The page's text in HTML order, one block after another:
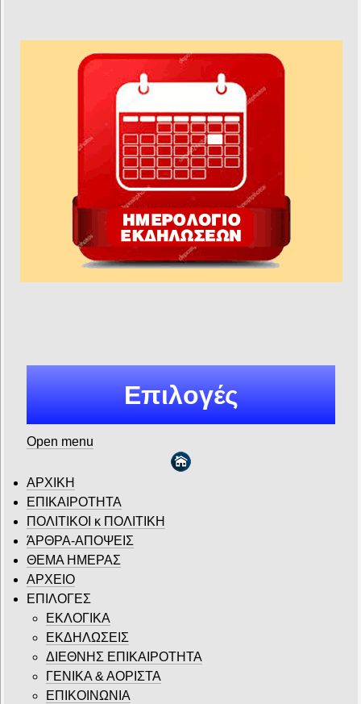
Επιλογές
Open menu
ΑΡΧΙΚΗ
ΕΠΙΚΑΙΡΟΤΗΤΑ
ΠΟΛΙΤΙΚΟΙ κ ΠΟΛΙΤΙΚΗ
ΆΡΘΡΑ-ΑΠΟΨΕΙΣ
ΘΕΜΑ ΗΜΕΡΑΣ
ΑΡΧΕΙΟ
ΕΠΙΛΟΓΕΣ
ΕΚΛΟΓΙΚΑ
ΕΚΔΗΛΩΣΕΙΣ
ΔΙΕΘΝΗΣ ΕΠΙΚΑΙΡΟΤΗΤΑ
ΓΕΝΙΚΑ & ΑΟΡΙΣΤΑ
ΕΠΙΚΟΙΝΩΝΙΑ